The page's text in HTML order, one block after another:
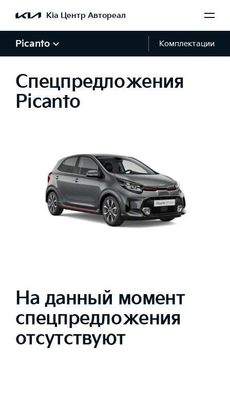
Kia Центр Автореал
Picanto Комплектации
Спецпредложения
Picanto
На данный момент
спецпредложения
отсутствуют